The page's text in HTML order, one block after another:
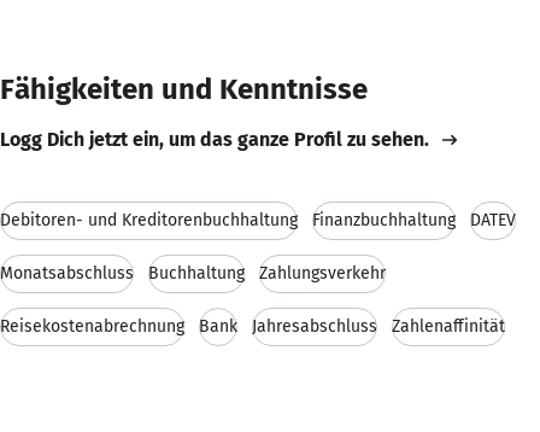
Fähigkeiten und Kenntnisse
Logg Dich jetzt ein, um das ganze Profil zu sehen.
Debitoren- und Kreditorenbuchhaltung Finanzbuchhaltung DATEV
Monatsabschluss Buchhaltung Zahlungsverkehr
Reisekostenabrechnung Bank Jahresabschluss Zahlenaffinität